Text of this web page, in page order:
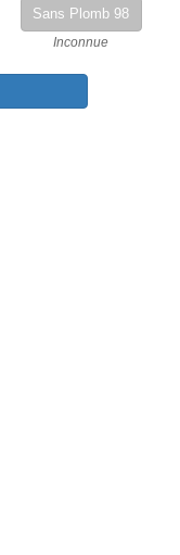
Sans Plomb 98
Inconnue